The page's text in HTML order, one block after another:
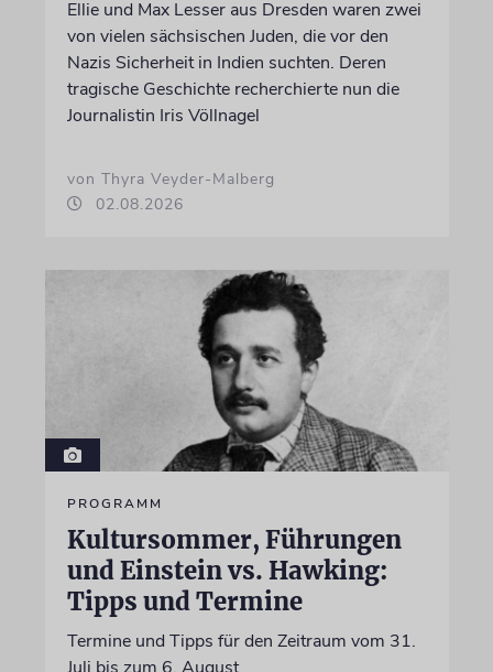
Ellie und Max Lesser aus Dresden waren zwei
von vielen sächsischen Juden, die vor den
Nazis Sicherheit in Indien suchten. Deren
tragische Geschichte recherchierte nun die
Journalistin Iris Völlnagel
von Thyra Veyder-Malberg
02.08.2026
PROGRAMM
Kultursommer, Führungen
und Einstein vs. Hawking:
Tipps und Termine
Termine und Tipps für den Zeitraum vom 31.